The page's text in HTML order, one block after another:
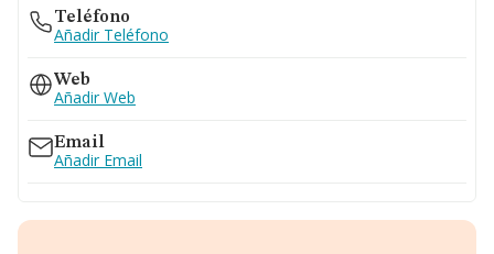
Teléfono
Añadir Teléfono
Web
Añadir Web
Email
Añadir Email